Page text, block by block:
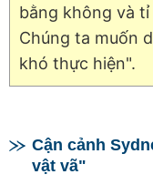
bằng không và
Chúng ta muốn
khó thực hiện".
Cận cảnh
vật vã"